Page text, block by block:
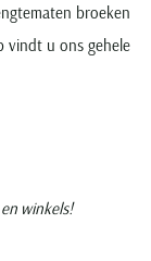
broeken
vindt u ons gehele
winkels!